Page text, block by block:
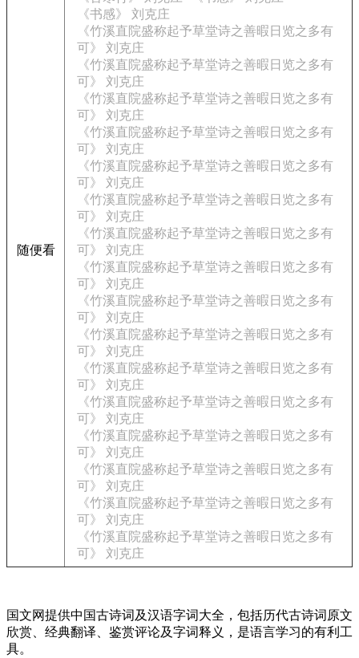
随便看
《书感》 刘克庄
《竹溪直院盛称起予草堂诗之善暇日览之多有
可》 刘克庄
《竹溪直院盛称起予草堂诗之善暇日览之多有
可》 刘克庄
《竹溪直院盛称起予草堂诗之善暇日览之多有
可》 刘克庄
《竹溪直院盛称起予草堂诗之善暇日览之多有
可》 刘克庄
《竹溪直院盛称起予草堂诗之善暇日览之多有
可》 刘克庄
《竹溪直院盛称起予草堂诗之善暇日览之多有
可》 刘克庄
《竹溪直院盛称起予草堂诗之善暇日览之多有
可》 刘克庄
《竹溪直院盛称起予草堂诗之善暇日览之多有
可》 刘克庄
《竹溪直院盛称起予草堂诗之善暇日览之多有
可》 刘克庄
《竹溪直院盛称起予草堂诗之善暇日览之多有
可》 刘克庄
《竹溪直院盛称起予草堂诗之善暇日览之多有
可》 刘克庄
《竹溪直院盛称起予草堂诗之善暇日览之多有
可》 刘克庄
《竹溪直院盛称起予草堂诗之善暇日览之多有
可》 刘克庄
《竹溪直院盛称起予草堂诗之善暇日览之多有
可》 刘克庄
《竹溪直院盛称起予草堂诗之善暇日览之多有
可》 刘克庄
《竹溪直院盛称起予草堂诗之善暇日览之多有
可》 刘克庄
国文网提供中国古诗词及汉语字词大全，包括历代古诗词原文
欣赏、经典翻译、鉴赏评论及字词释义，是语言学习的有利工
具。